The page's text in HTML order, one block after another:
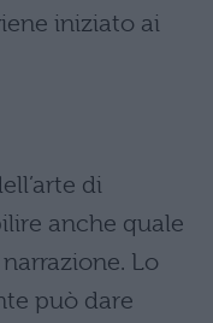
iniziato ai
di
anche quale
Lo
può dare